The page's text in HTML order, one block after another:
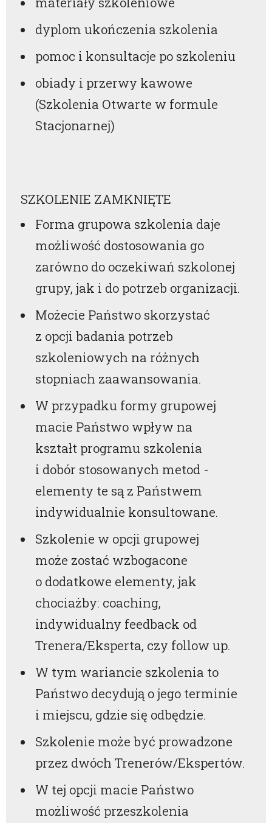
dyplom ukończenia szkolenia
pomoc i konsultacje po szkoleniu
obiady i przerwy kawowe
(Szkolenia Otwarte w formule
Stacjonarnej)
SZKOLENIE ZAMKNIĘTE
Forma grupowa szkolenia daje
możliwość dostosowania go
zarówno do oczekiwań szkolonej
grupy, jak i do potrzeb organizacji.
Możecie Państwo skorzystać
z opcji badania potrzeb
szkoleniowych na różnych
stopniach zaawansowania.
W przypadku formy grupowej
macie Państwo wpływ na
kształt programu szkolenia
i dobór stosowanych metod -
elementy te są z Państwem
indywidualnie konsultowane.
Szkolenie w opcji grupowej
może zostać wzbogacone
o dodatkowe elementy, jak
chociażby: coaching,
indywidualny feedback od
Trenera/Eksperta, czy follow up.
W tym wariancie szkolenia to
Państwo decydują o jego terminie
i miejscu, gdzie się odbędzie.
Szkolenie może być prowadzone
przez dwóch Trenerów/Ekspertów.
W tej opcji macie Państwo
możliwość przeszkolenia